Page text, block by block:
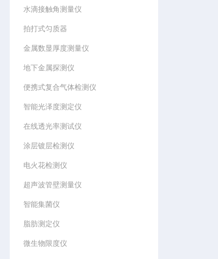
水滴接触角测量仪
拍打式匀质器
金属数显厚度测量仪
地下金属探测仪
便携式复合气体检测仪
智能光泽度测定仪
在线透光率测试仪
涂层镀层检测仪
电火花检测仪
超声波管壁测量仪
智能集菌仪
脂肪测定仪
微生物限度仪